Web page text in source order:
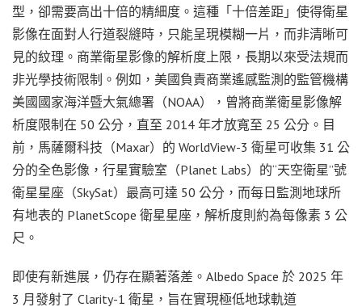
型，卻需要高出十倍的精細度。這種「十倍差距」使得衛星
影像在面對人行道裂縫時，只能呈現模糊一片，而非清晰可
見的紋理。商業衛星影像的解析度上限，長期以來受法規而
非光學技術限制。例如，美國負責商業遙感監測的監管機構
美國國家海洋暨大氣總署（NOAA），曾將商業衛星影像解
析度限制在 50 公分，直至 2014 年才放寬至 25 公分。目
前，馬薩爾科技（Maxar）的 WorldView-3 衛星可收集 31 公
分的全色影像，行星實驗室（Planet Labs）的“天空衛星”號
衛星星座（SkySat）最高可達 50 公分，而每日監測地球所
有地表的 PlanetScope 衛星星座，解析度則約為每像素 3 公
尺。
即使有新進展，仍存在顯著落差。Albedo Space 於 2025 年
3 月發射了 Clarity-1 衛星，旨在實現極低地球軌道